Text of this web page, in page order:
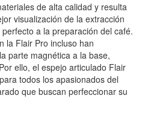
de alta calidad y resulta
visualización de la extracción
a la preparación del café.
la Flair Pro incluso han
parte magnética a la base,
ello, el espejo articulado Flair
para todos los apasionados del
que buscan perfeccionar su